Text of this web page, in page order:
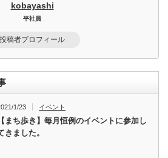
kobayashi
平社員
投稿者プロフィール
1/23 イベント
【まち歩き】毎月恒例のイベントに参加し
きました。